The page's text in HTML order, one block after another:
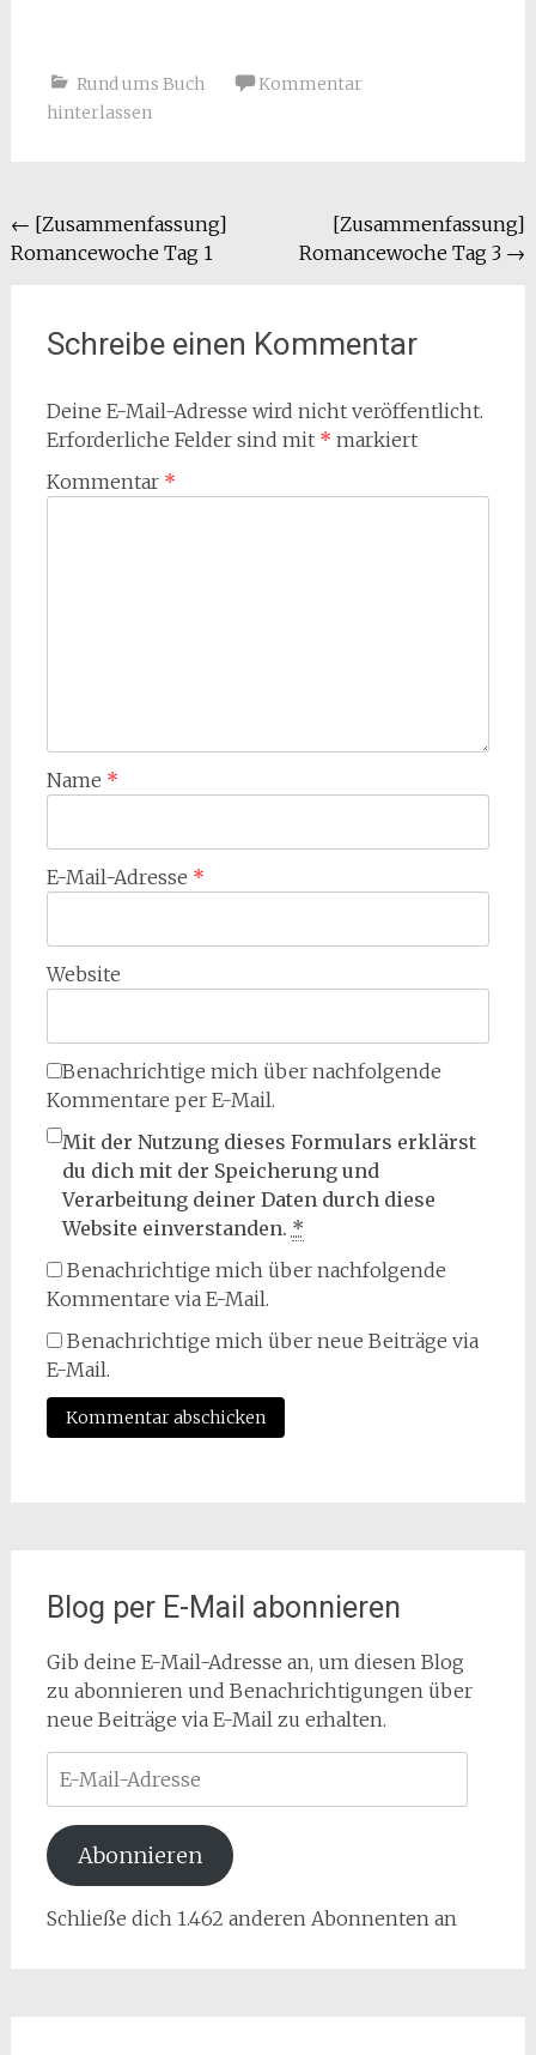
Rund ums Buch
Kommentar
hinterlassen
Beitragsnavigation
← [Zusammenfassung]
Romancewoche Tag 1
[Zusammenfassung]
Romancewoche Tag 3 →
Schreibe einen Kommentar
Deine E-Mail-Adresse wird nicht veröffentlicht.
Erforderliche Felder sind mit * markiert
Kommentar *
Name *
E-Mail-Adresse *
Website
Benachrichtige mich über nachfolgende
Kommentare per E-Mail.
Mit der Nutzung dieses Formulars erklärst
du dich mit der Speicherung und
Verarbeitung deiner Daten durch diese
Website einverstanden. *
Benachrichtige mich über nachfolgende
Kommentare via E-Mail.
Benachrichtige mich über neue Beiträge via
E-Mail.
Blog per E-Mail abonnieren
Gib deine E-Mail-Adresse an, um diesen Blog
zu abonnieren und Benachrichtigungen über
neue Beiträge via E-Mail zu erhalten.
Mail-
Adresse
Abonnieren
Schließe dich 1.462 anderen Abonnenten an